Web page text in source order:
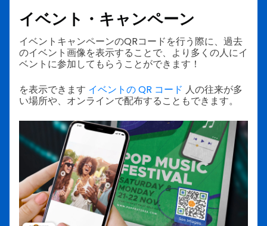
イベント・キャンペーン
イベントキャンペーンのQRコードを行う際に、過去
のイベント画像を表示することで、より多くの人にイ
ベントに参加してもらうことができます！
を表示できます イベントの QR コード 人の往来が多
い場所や、オンラインで配布することもできます。